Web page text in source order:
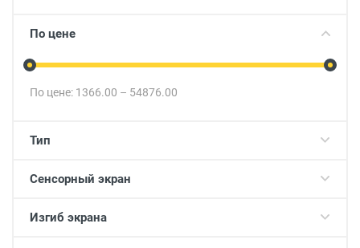
По цене
По цене: 1366.00 – 54876.00
Тип
Сенсорный экран
Изгиб экрана